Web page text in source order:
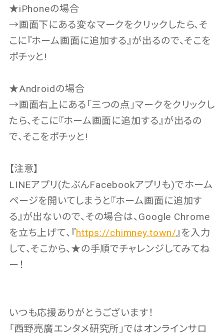
★iPhoneの場合
→画面下にある変なマークをクリックしたら、そ
こに『ホーム画面に追加する』が出るので、そこを
ポチッと!
★Androidの場合
→画面右上にある「三つの点」マークをクリックし
たら、そこに『ホーム画面に追加する』が出るの
で、そこをポチッと!
【注意】
LINEアプリ(たぶんFacebookアプリも)でホーム
ページを開いてしまうと『ホーム画面に追加す
る』が出ないので、その場合は、Google Chrome
を立ち上げて、『https://chimney.town/』を入力
して、そこから、★の手順でチャレンジしてみてね
ー！
いつも応援ありがとうございます！
「西野亮廣エンタメ研究所」ではオンラインサロ